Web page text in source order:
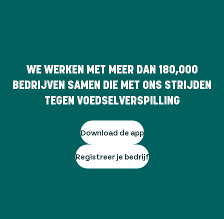
WE WERKEN MET MEER DAN 180,000
BEDRIJVEN SAMEN DIE MET ONS STRIJDEN
TEGEN VOEDSELVERSPILLING
Download de app
Registreer je bedrijf